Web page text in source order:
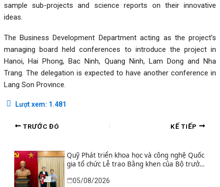
sample sub-projects and science reports on their innovative
ideas.
The Business Development Department acting as the project’s
managing board held conferences to introduce the project in
Hanoi, Hai Phong, Bac Ninh, Quang Ninh, Lam Dong and Nha
Trang. The delegation is expected to have another conference in
Lang Son Province.
Lượt xem: 1.481
TRƯỚC ĐÓ KẾ TIẾP
Quỹ Phát triển khoa học và công nghệ Quốc
gia tổ chức Lễ trao Bằng khen của Bộ trưởng
nhân có thành tích xuất sắc
05/08/2026